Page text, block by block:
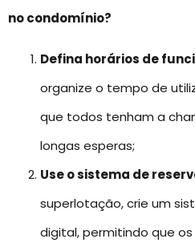
no condomínio?
Defina horários de
organize o tempo de
que todos tenham a
longas esperas;
Use o sistema de
superlotação, crie um
digital, permitindo que